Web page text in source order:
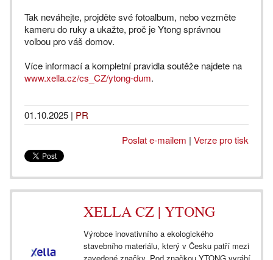
Tak neváhejte, projděte své fotoalbum, nebo vezměte
kameru do ruky a ukažte, proč je Ytong správnou
volbou pro váš domov.
Více informací a kompletní pravidla soutěže najdete na
www.xella.cz/cs_CZ/ytong-dum.
01.10.2025 | PR
Poslat e-mailem | Verze pro tisk
XELLA CZ | YTONG
Výrobce inovativního a ekologického
stavebního materiálu, který v Česku patří mezi